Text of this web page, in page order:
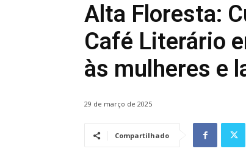
Alta Floresta:
Café Literário
às mulheres e
29 de março de 2025
Compartilhado